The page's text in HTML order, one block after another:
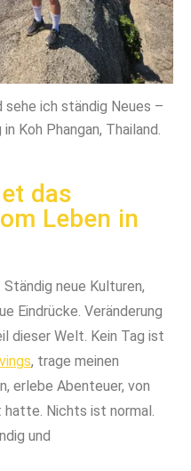
sehe ich ständig Neues –
Koh Phangan, Thailand.
das
Leben in
neue Kulturen,
Eindrücke. Veränderung
dieser Welt. Kein Tag ist
, trage meinen
erlebe Abenteuer, von
hatte. Nichts ist normal.
und